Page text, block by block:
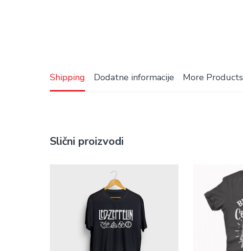
Shipping Dodatne informacije More Products
Slični proizvodi